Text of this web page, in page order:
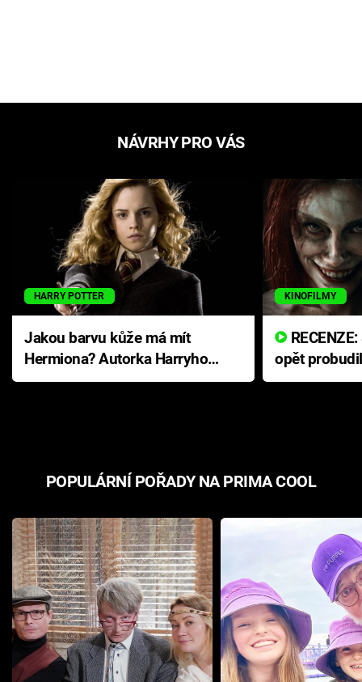
NÁVRHY PRO VÁS
HARRY POTTER
Jakou barvu kůže má mít
Hermiona? Autorka Harryho
Pottera přišla s ráznou
KINOFILMY
opět
přichází s
POPULÁRNÍ POŘADY NA PRIMA COOL